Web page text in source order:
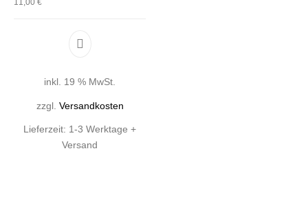
11,00 €
inkl. 19 % MwSt.
zzgl. Versandkosten
Lieferzeit: 1-3 Werktage +
Versand